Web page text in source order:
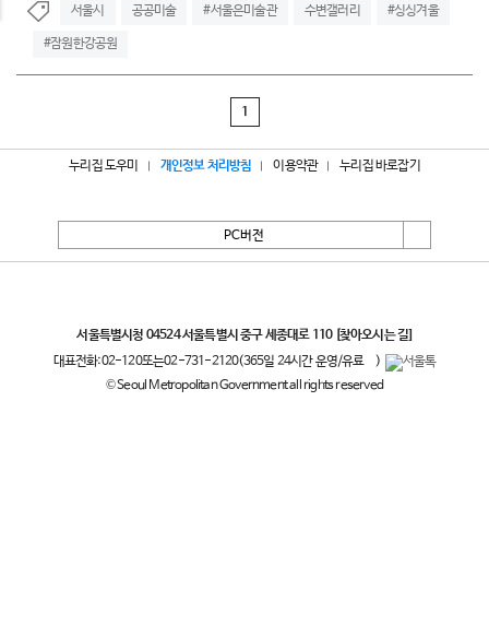
서울시 공공미술 #서울은미술관 수변갤러리 #싱싱겨울
#잠원한강공원
1
누리집 도우미 개인정보 처리방침 이용약관 누리집 바로잡기
PC버전
서울특별시청 04524 서울특별시 중구 세종대로 110 [찾아오시는 길]
대표전화:02-120또는02-731-2120(365일 24시간 운영/유료
)
© Seoul Metropolitan Government all rights reserved